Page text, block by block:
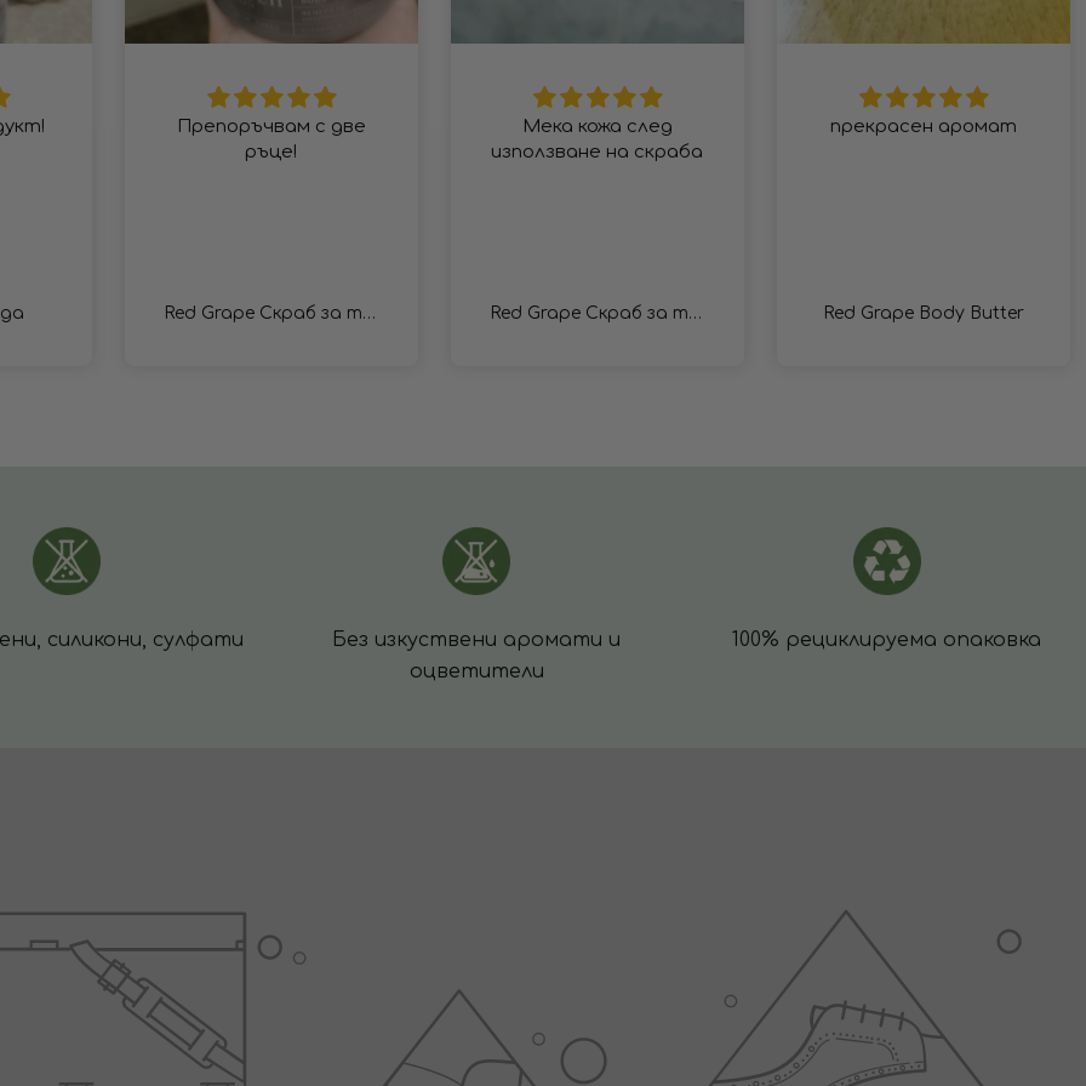
Препоръчвам с две
ръце!
Red Grape Скраб за тяло
Мека кожа след
използване на скраба
Red Grape Скраб за тяло
прекрасен аромат
Red Grape Body Butter
силикони, сулфати
Без изкуствени аромати и
оцветители
100% рециклируема опаковка